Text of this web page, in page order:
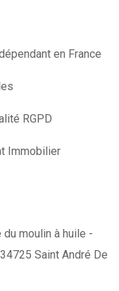
en France
RGPD
Immobilier
moulin à huile -
Saint André De